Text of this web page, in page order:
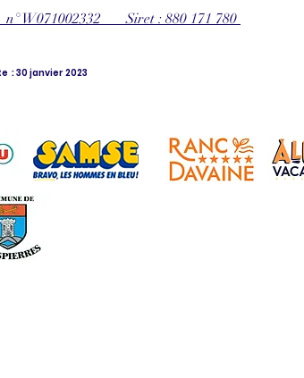
W071002332 Siret : 880 171 780
: 30 janvier 2023